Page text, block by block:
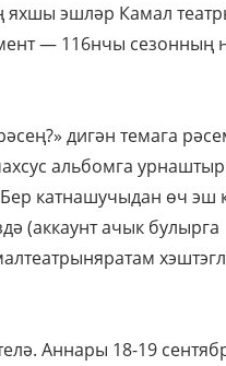
яхшы эшләр Камал
— 116нчы сезонның
дигән темага
альбомга
катнашучыдан өч эш
(аккаунт ачык булырга
Аннары 18-19